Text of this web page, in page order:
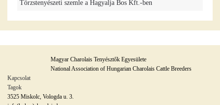
Törzstenyészeti szemle a Hagyalja Bos Kft.-ben
Magyar Charolais Tenyésztők Egyesülete
National Association of Hungarian Charolais Cattle Breeders
Kapcsolat
Tagok
3525 Miskolc, Vologda u. 3.